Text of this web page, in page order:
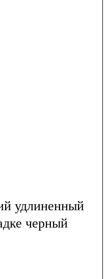
удлиненный
черный